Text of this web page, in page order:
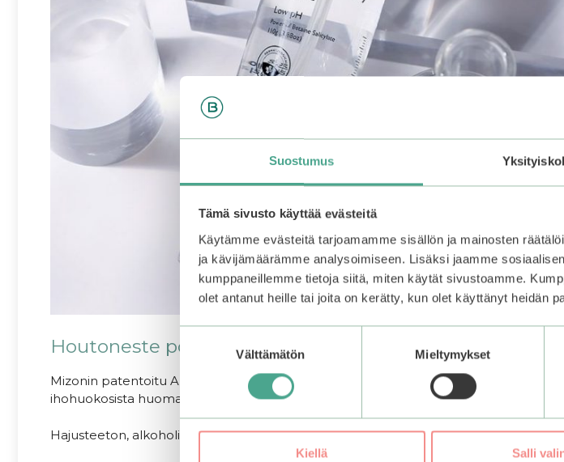
Suostumus
Tämä sivusto käyttää evästeitä
Käytämme evästeitä tarjoamamme sisällön ja mainosten
ja kävijämäärämme analysoimiseen. Lisäksi jaamme
kumppaneillemme tietoja siitä, miten käytät sivustoamme.
olet antanut heille tai joita on kerätty, kun olet käyttänyt heidän
valinta
Välttämätön Mieltymykset
Kiellä Salli
Houtoneste poistaa mustapäitä ja kosteuttaa samalla
Mizonin patentoitu Anti Sebum P (HD) -yhdistelmä huolehtii ihohuokosten
ihohuokosista huomaamattoman näköiset.
Hajusteeton, alkoholiton, lievästi hapan pH ja dermatologisesti testattu koostumus